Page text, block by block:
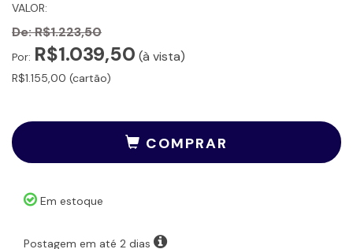
VALOR:
De:R$1.223,50
Por: R$1.039,50 (à vista)
R$1.155,00 (cartão)
COMPRAR
Em estoque
Postagem em até 2 dias